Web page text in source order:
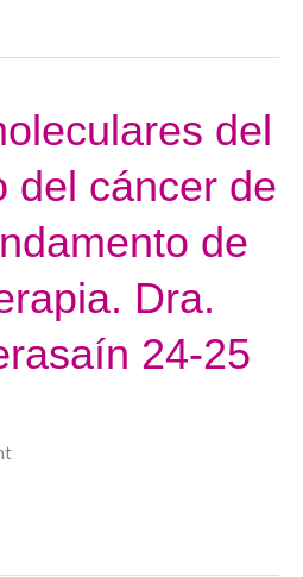
del
del cáncer de
de
Dra.
24-25